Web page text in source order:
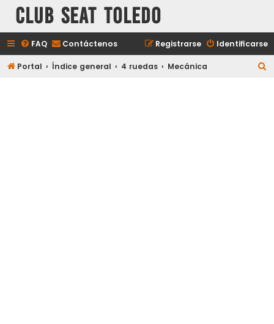
Club Seat Toledo
FAQ Contáctenos Identificarse
Registrarse
Portal Índice general 4 ruedas Mecánica